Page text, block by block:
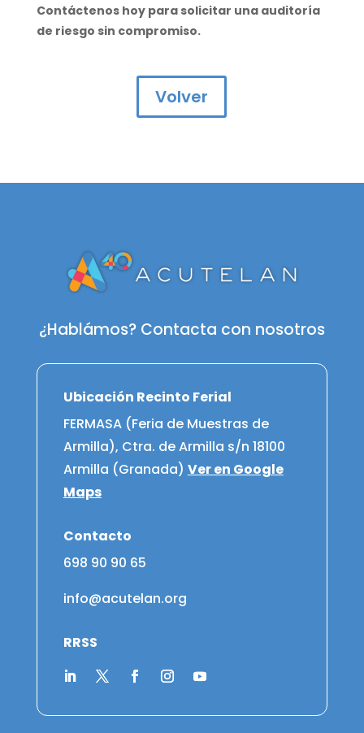
Contáctenos hoy para solicitar una auditoría
de riesgo sin compromiso.
Volver
¿Hablámos? Contacta con nosotros
Ubicación Recinto Ferial
FERMASA (Feria de Muestras de
Armilla), Ctra. de Armilla s/n 18100
Armilla (Granada) Ver en Google
Maps
Contacto
698 90 90 65
info@acutelan.org
RRSS